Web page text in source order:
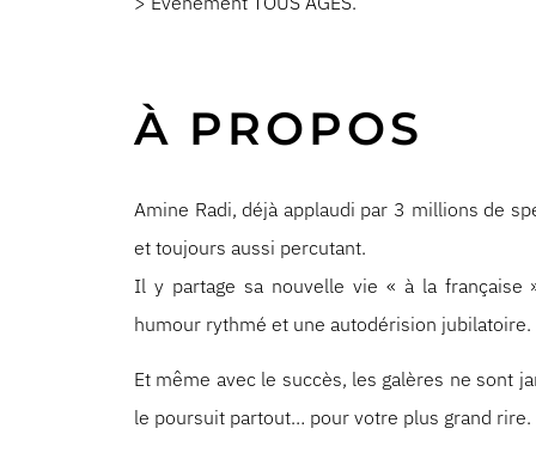
À PROPOS
Amine Radi, déjà applaudi par 3 millions de
et toujours aussi percutant.
Il y partage sa nouvelle vie « à la française
humour rythmé et une autodérision jubilatoire.
Et même avec le succès, les galères ne sont
le poursuit partout… pour votre plus grand rire.